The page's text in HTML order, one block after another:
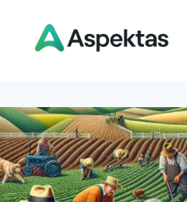
content